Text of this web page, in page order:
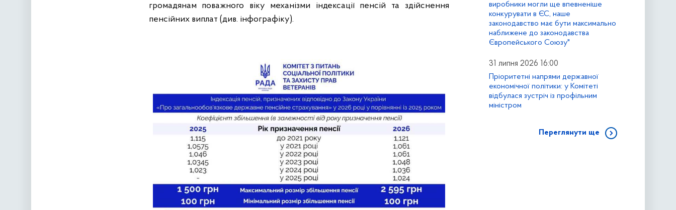
громадянам поважного віку механізми індексації пенсій та здійснення
пенсійних виплат (див. інфографіку).
виробники могли ще впевненіше
конкурувати в ЄС, наше
законодавство має бути максимально
наближене до законодавства
Європейського Союзу"
31 липня 2026 16:00
Пріоритетні напрями державної
економічної політики: у Комітеті
відбулася зустріч із профільним
міністром
Переглянути ще